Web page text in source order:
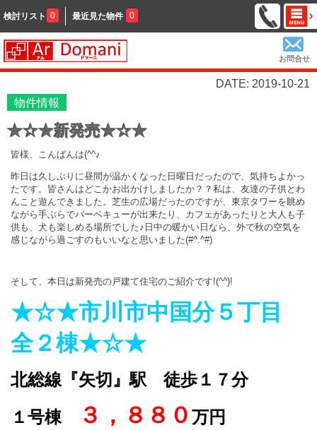
検討リスト 0 最近見た物件 0
お問合せ
DATE: 2019-10-21
物件情報
★☆★新発売★☆★
皆様、こんばんは(^^♪
昨日は久しぶりに昼間が温かくなった日曜日だったので、気持ちよかっ
たです。皆さんはどこかお出かけしましたか？？私は、友達の子供とわ
んこと遊んできました。芝生の広場だったのですが、東京タワーを眺め
ながら手ぶらでバーベキューが出来たり、カフェがあったりと大人も子
供も、犬も楽しめる場所でした♪日中の暖かい日なら、外で秋の空気を
感じながら過ごすのもいいなと思いました(#^.^#)
そして、本日は新発売の戸建て住宅のご紹介です!(^^)!
★☆★市川市中国分５丁目
全２棟★☆★
北総線『矢切』駅 徒歩１７分
１号棟
３，８８０ 万円